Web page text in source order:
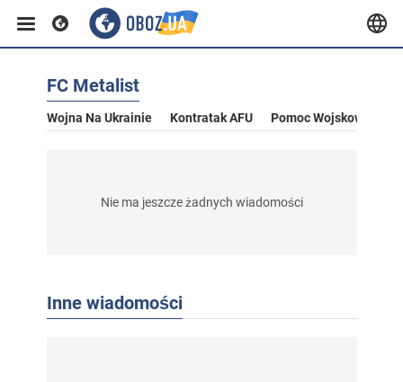
FC Metalist
Wojna Na Ukrainie Kontratak AFU Pomoc Wojskowa Dla
Nie ma jeszcze żadnych wiadomości
Inne wiadomości